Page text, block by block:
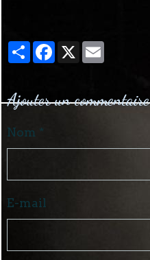
PartagerFacebook
X
Ajouter un commentaire
Nom
E-mail